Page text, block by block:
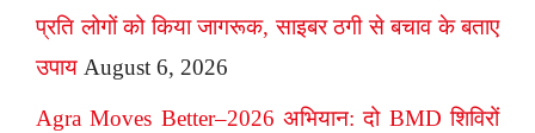
प्रति लोगों को किया जागरूक, साइबर ठगी से बचाव के बताए
उपाय August 6, 2026
Agra Moves Better–2026 अभियान: दो BMD शिविरों